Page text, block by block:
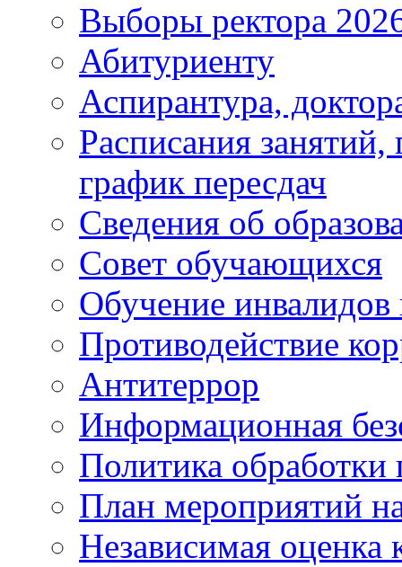
Выборы ректора
Абитуриенту
Аспирантура,
Расписания
график пересдач
Сведения об
Совет обучающихся
Обучение
Противодействие
Антитеррор
Информационная
Политика
План мероприятий
Независимая оценка